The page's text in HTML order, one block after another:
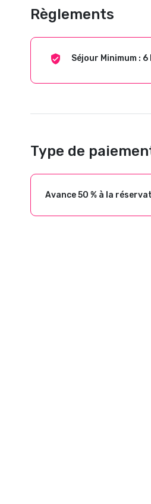
Règlements
Séjour Minimum : 6
Type de
Avance 50 % à la